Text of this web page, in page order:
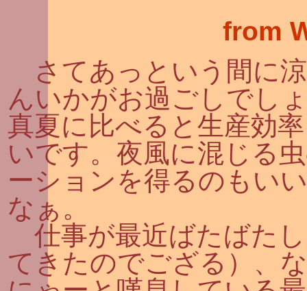
from
さてあっという間に
んいかがお過ごしでし
真夏に比べると生産効
いです。夜風に混じる
ーションを得るのもい
なぁ。
仕事が最近ばたばた
てきたのでござる）、